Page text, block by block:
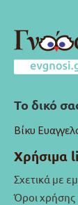
Το δικό
Βίκυ
Χρήσιμα
Σχετικά με
Όροι χρήσης